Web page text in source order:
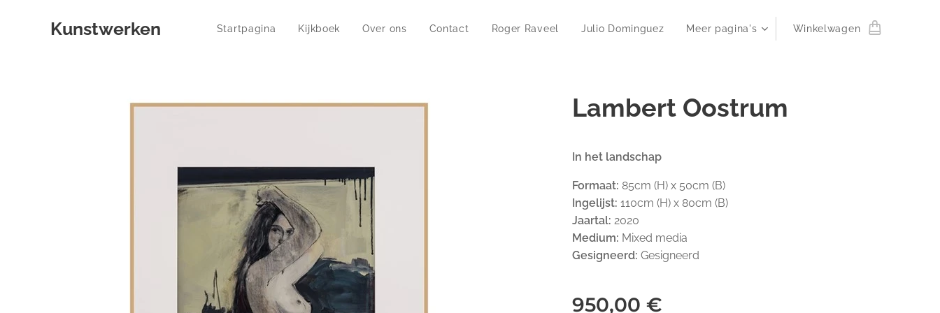
Kunstwerken Startpagina Kijkboek Over ons Contact Roger Raveel Julio Dominguez Meer pagina's Winkelwagen
Lambert Oostrum
In het landschap
Formaat: 85cm (H) x 50cm (B)
Ingelijst: 110cm (H) x 80cm (B)
Jaartal: 2020
Medium: Mixed media
Gesigneerd:Gesigneerd
950,00 €